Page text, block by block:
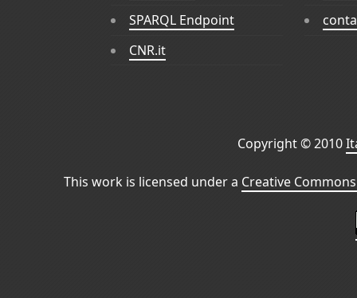
SPARQL Endpoint
CNR.it
Copyright © 2010
This work is licensed under a Creative